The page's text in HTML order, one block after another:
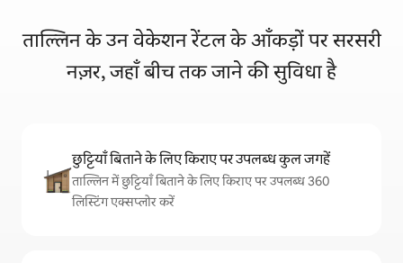
ताल्लिन के उन वेकेशन रेंटल के आँकड़ों पर सरसरी
नज़र, जहाँ बीच तक जाने की सुविधा है
छुट्टियाँ बिताने के लिए किराए पर उपलब्ध कुल जगहें
ताल्लिन में छुट्टियाँ बिताने के लिए किराए पर उपलब्ध 360
लिस्टिंग एक्सप्लोर करें